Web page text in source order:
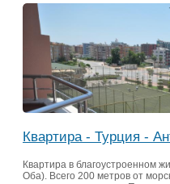
Квартира - Турция -
Квартира в благоустроенном
Оба). Всего 200 метров от